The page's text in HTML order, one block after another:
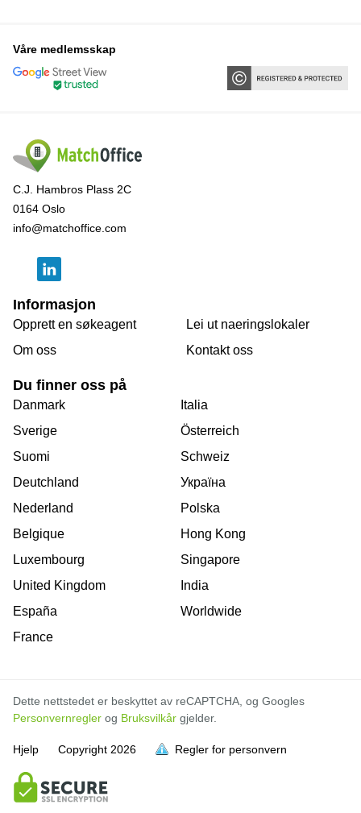
er full
er full
er full
er full
er full
Våre medlemsskap
C.J. Hambros Plass 2C
0164 Oslo
info@matchoffice.com
Informasjon
Opprett en søkeagent
Om oss
Lei ut naeringslokaler
Kontakt oss
Du finner oss på
Danmark
Sverige
Suomi
Deutchland
Nederland
Belgique
Luxembourg
United Kingdom
España
France
Italia
Österreich
Schweiz
Україна
Polska
Hong Kong
Singapore
India
Worldwide
Dette nettstedet er beskyttet av reCAPTCHA, og Googles
Personvernregler og Bruksvilkår gjelder.
Hjelp Copyright 2026 Regler for personvern